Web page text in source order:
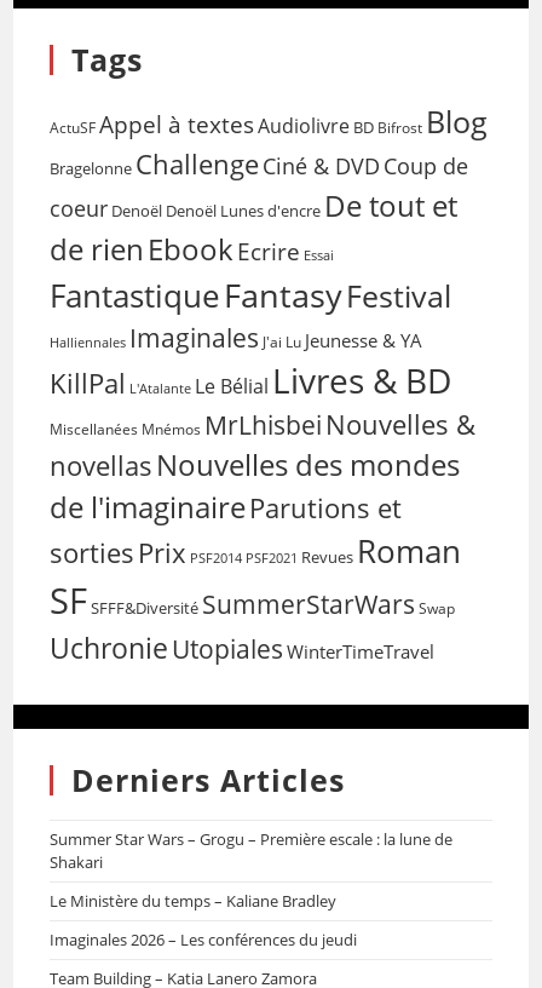
Tags
ActuSF Appel à textesAudiolivre BD Bifrost Blog
Bragelonne ChallengeCiné & DVD Coup de
coeur Denoël Denoël Lunes d'encre De tout et
de rien EbookEcrire Essai
FantastiqueFantasyFestival
Halliennales Imaginales J'ai Lu Jeunesse & YA
KillPal L'Atalante Le Bélial Livres & BD
Miscellanées Mnémos MrLhisbei Nouvelles &
novellas Nouvelles des mondes
de l'imaginaireParutions et
sorties Prix PSF2014 PSF2021 Revues Roman
SFSFFF&Diversité SummerStarWars Swap
Uchronie Utopiales WinterTimeTravel
Derniers Articles
Summer Star Wars – Grogu – Première escale : la lune de
Shakari
Le Ministère du temps – Kaliane Bradley
Imaginales 2026 – Les conférences du jeudi
Team Building – Katia Lanero Zamora